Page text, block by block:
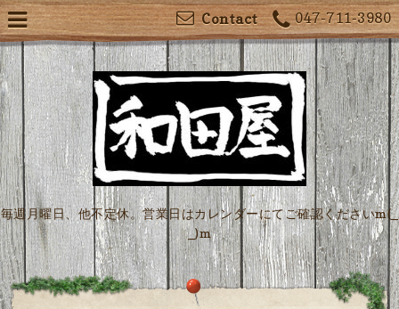
047-711-3980
Contact
毎週月曜日、他不定休。営業日はカレンダーにてご確認くださいm(_
_)m